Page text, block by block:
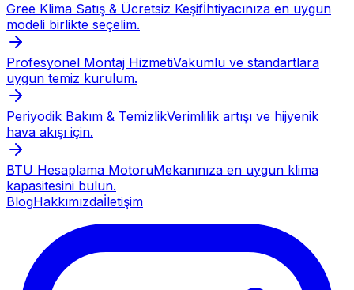
Gree Klima Satış & Ücretsiz Keşifİhtiyacınıza en uygun
modeli birlikte seçelim.
Profesyonel Montaj HizmetiVakumlu ve standartlara
uygun temiz kurulum.
Periyodik Bakım & TemizlikVerimlilik artışı ve hijyenik
hava akışı için.
BTU Hesaplama MotoruMekanınıza en uygun klima
kapasitesini bulun.
BlogHakkımızdaİletişim